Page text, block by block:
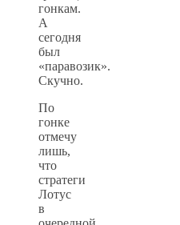
гонкам.
А
сегодня
был
«паравозик».
Скучно.
По
гонке
отмечу
лишь,
что
стратеги
Лотус
в